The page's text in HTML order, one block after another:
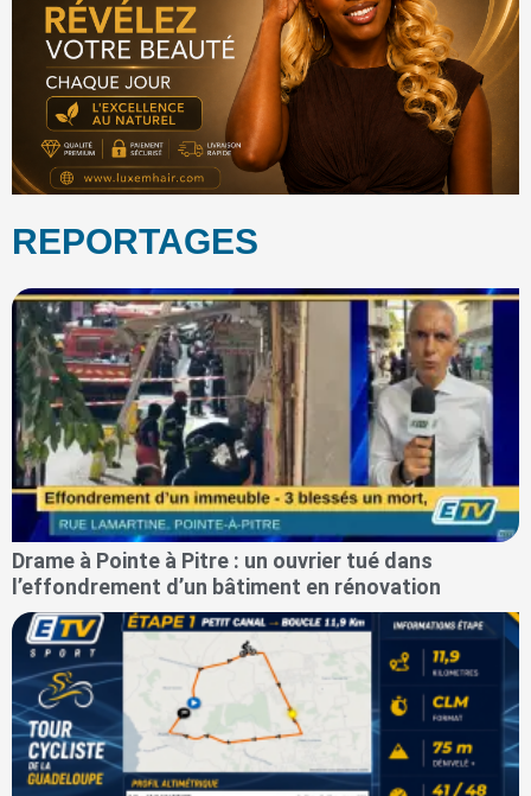
REPORTAGES
Drame à Pointe à Pitre : un ouvrier tué dans
l’effondrement d’un bâtiment en rénovation